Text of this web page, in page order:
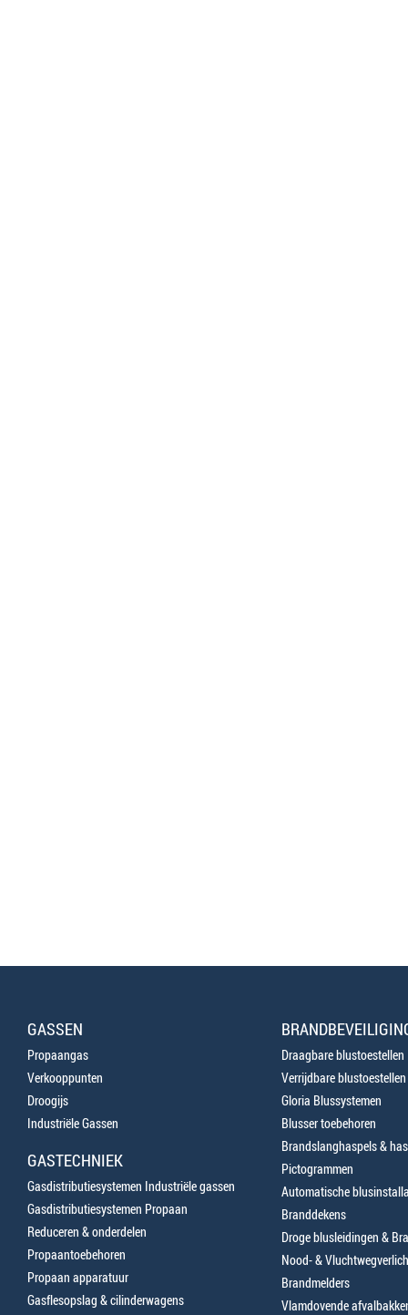
GASSEN
Propaangas
Verkooppunten
Droogijs
Industriële Gassen
GASTECHNIEK
Gasdistributiesystemen Industriële gassen
Gasdistributiesystemen Propaan
Reduceren & onderdelen
Propaantoebehoren
Propaan apparatuur
Gasflesopslag & cilinderwagens
Draagbare blustoestellen
Verrijdbare blustoestellen
Gloria Blussystemen
Blusser toebehoren
Brandslanghaspels &
Pictogrammen
Automatische
Branddekens
Droge blusleidingen &
Nood- &
Brandmelders
Vlamdovende